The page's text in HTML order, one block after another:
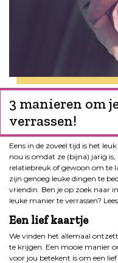
3 manieren om
verrassen!
Eens in de zoveel tijd is het
nou is omdat ze (bijna) jarig
relatiebreuk of gewoon om te
zijn genoeg leuke dingen te
vriendin. Ben je op zoek naar
leuke manier te verrassen?
Een lief kaartje
We vinden het allemaal
te krijgen. Een mooie manier
voor jou betekent is om een